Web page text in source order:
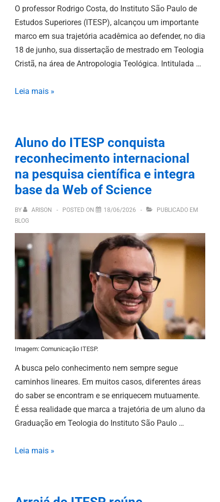
O professor Rodrigo Costa, do Instituto São Paulo de
Estudos Superiores (ITESP), alcançou um importante
marco em sua trajetória acadêmica ao defender, no dia
18 de junho, sua dissertação de mestrado em Teologia
Cristã, na área de Antropologia Teológica. Intitulada …
Leia mais »
Aluno do ITESP conquista
reconhecimento internacional
na pesquisa científica e integra
base da Web of Science
BY ARISON POSTED ON 18/06/2026
PUBLICADO EM
BLOG
Imagem: Comunicação ITESP.
A busca pelo conhecimento nem sempre segue
caminhos lineares. Em muitos casos, diferentes áreas
do saber se encontram e se enriquecem mutuamente.
É essa realidade que marca a trajetória de um aluno da
Graduação em Teologia do Instituto São Paulo …
Leia mais »